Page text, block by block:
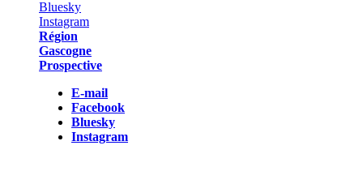
Région
Gascogne
Prospective
E-mail
Facebook
Bluesky
Instagram